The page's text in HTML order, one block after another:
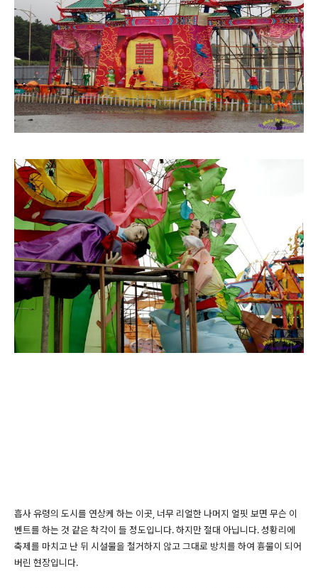
흡사 유령의 도시를 연상케 하는 이곳, 너무 리얼한 나머지 얼핏 보면 무슨 이
벤트를 하는 것 같은 착각이 들 정도입니다. 하지만 절대 아닙니다. 성황리에
축제를 마치고 난 뒤 시설물을 철거하지 않고 그대로 방치를 하여 흉물이 되어
버린 현장입니다.